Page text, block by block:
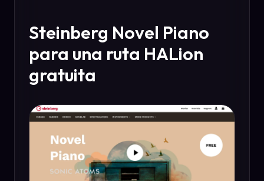
Steinberg Novel Piano
para una ruta HALion
gratuita